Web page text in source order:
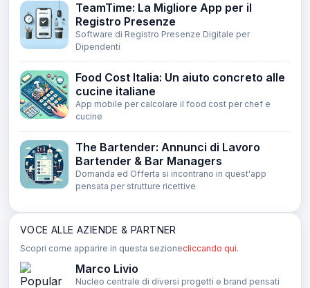
TeamTime: La Migliore App per il
Registro Presenze
Software di Registro Presenze Digitale per
Dipendenti
Food Cost Italia: Un aiuto concreto alle
cucine italiane
App mobile per calcolare il food cost per chef e
cucine
The Bartender: Annunci di Lavoro
Bartender & Bar Managers
Domanda ed Offerta si incontrano in quest'app
pensata per strutture ricettive
VOCE ALLE AZIENDE & PARTNER
Scopri come apparire in questa sezionecliccando qui.
Marco Livio
Nucleo centrale di diversi progetti e brand pensati